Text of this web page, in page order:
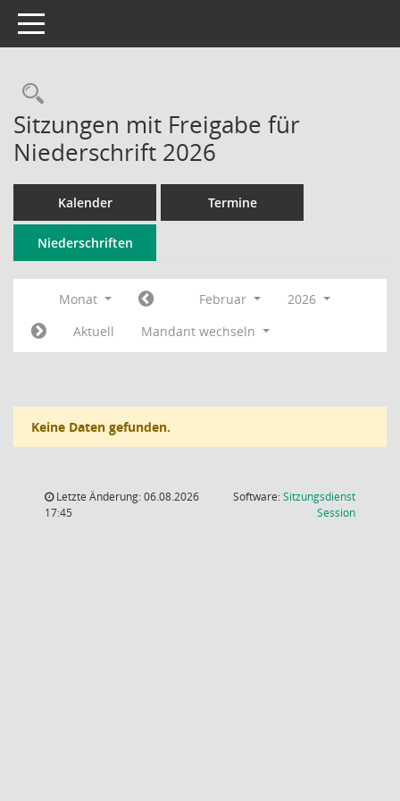
Toggle navigation
Rechercheauswahl
Sitzungen mit Freigabe für
Niederschrift 2026
Kalender Termine
Niederschriften
Monat Februar
2026
Aktuell
Mandant wechseln
Keine Daten gefunden.
Letzte Änderung: 06.08.2026
17:45
Software:Sitzungsdienst
Session(Wird in